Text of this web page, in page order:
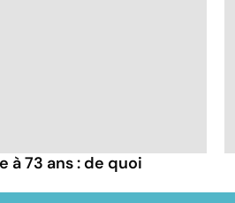
à 73 ans : de quoi